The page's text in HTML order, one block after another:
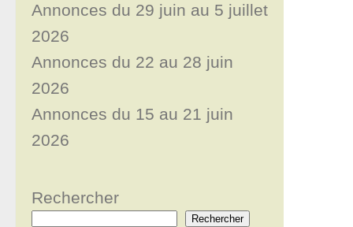
Annonces du 29 juin au 5 juillet
2026
Annonces du 22 au 28 juin
2026
Annonces du 15 au 21 juin
2026
Rechercher
Rechercher